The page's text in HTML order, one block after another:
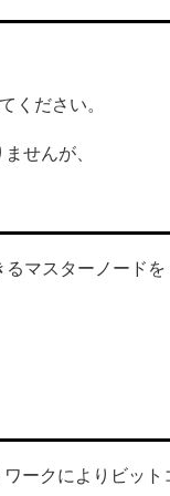
ください。
せんが、
マスターノードを
ークによりビット